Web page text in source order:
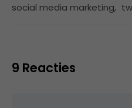
social media marketing,
9 Reacties